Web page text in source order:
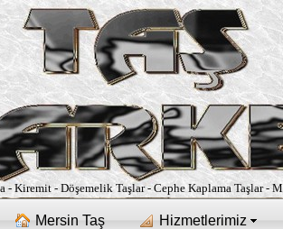
- Kiremit - Döşemelik Taşlar - Cephe Kaplama Taşlar -
Mersin Taş Hizmetlerimiz